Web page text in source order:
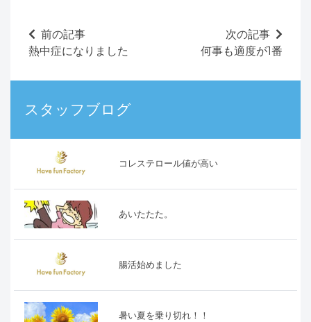
スタッフブログ
コレステロール値が高い
あいたたた。
腸活始めました
暑い夏を乗り切れ！！
前の記事
熱中症になりました
次の記事
何事も適度が1番